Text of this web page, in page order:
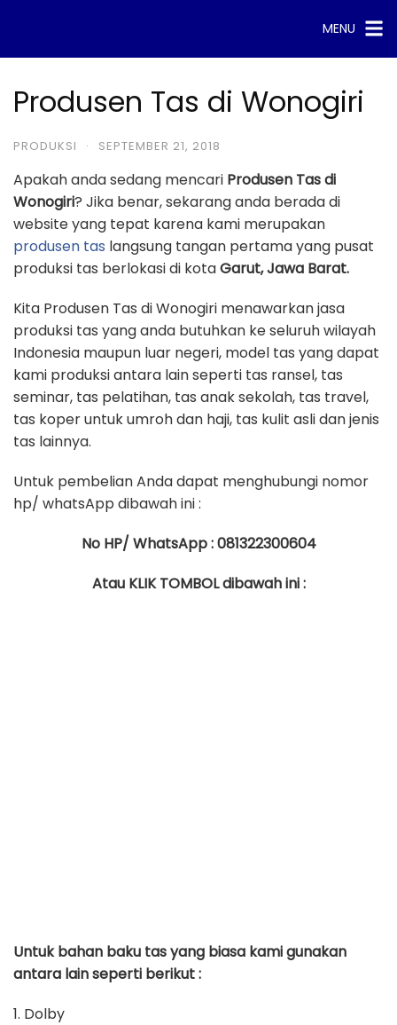
content
MENU
Produsen Tas di Wonogiri
PRODUKSI · SEPTEMBER 21, 2018
Apakah anda sedang mencari Produsen Tas di
Wonogiri? Jika benar, sekarang anda berada di
website yang tepat karena kami merupakan
produsen tas langsung tangan pertama yang pusat
produksi tas berlokasi di kotaGarut, Jawa Barat.
Kita Produsen Tas di Wonogiri menawarkan jasa
produksi tas yang anda butuhkan ke seluruh wilayah
Indonesia maupun luar negeri, model tas yang dapat
kami produksi antara lain seperti tas ransel, tas
seminar, tas pelatihan, tas anak sekolah, tas travel,
tas koper untuk umroh dan haji, tas kulit asli dan jenis
tas lainnya.
Untuk pembelian Anda dapat menghubungi nomor
hp/ whatsApp dibawah ini :
No HP/ WhatsApp : 081322300604
Atau KLIK TOMBOL dibawah ini :
Untuk bahan baku tas yang biasa kami gunakan
antara lain seperti berikut :
1. Dolby